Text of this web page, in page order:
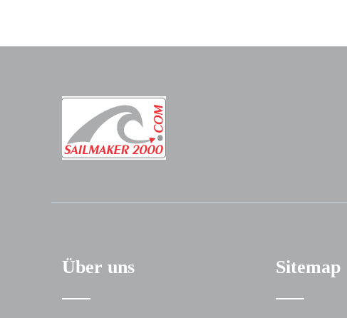
Über uns Sitemap